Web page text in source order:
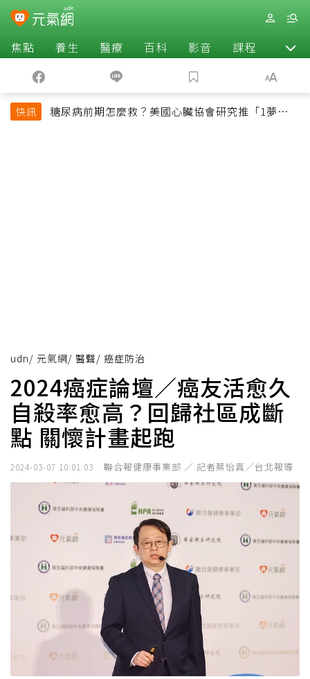
焦點 養生 醫療 百科 影音 課程 退休
快訊
糖尿病前期怎麼救？美國心臟協會研究推「1夢幻水
udn/ 元氣網/ 醫聲/ 癌症防治
2024癌症論壇／癌友活愈久
自殺率愈高？回歸社區成斷
點 關懷計畫起跑
2024-03-07 10:01:03 聯合報健康事業部 ／ 記者蔡怡真／台北報導